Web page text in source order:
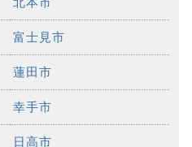
富士見市
蓮田市
幸手市
日高市